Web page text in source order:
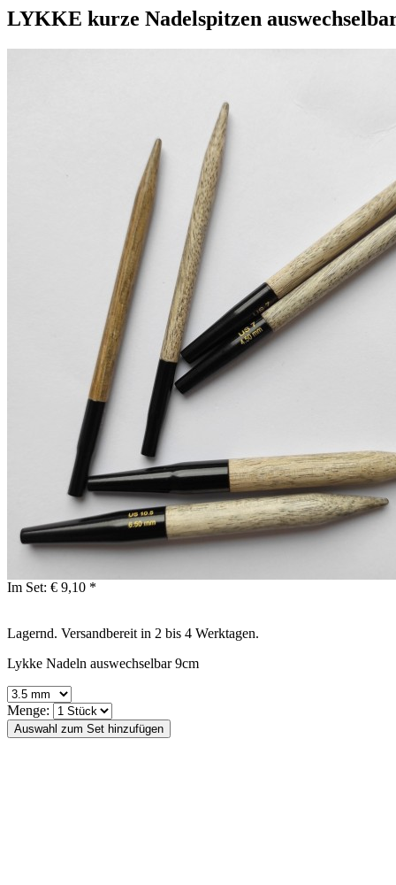
LYKKE kurze Nadelspitzen
Im Set: € 9,10 *
Lagernd. Versandbereit in 2 bis 4 Werktagen.
Lykke Nadeln auswechselbar 9cm
Menge: